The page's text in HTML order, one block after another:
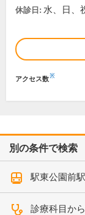
休診日: 水、日、
アクセス数※
別の条件で検索
駅東公園前
診療科目か